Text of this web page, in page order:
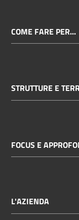
COME FARE PER...
STRUTTURE E
FOCUS E
L'AZIENDA